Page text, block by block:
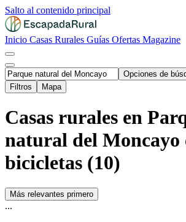
Salto al contenido principal
Inicio Casas Rurales Guías Ofertas Magazine
Opciones de
Filtros
Mapa
Casas rurales en
natural del Moncayo
bicicletas (10)
Más relevantes primero
...